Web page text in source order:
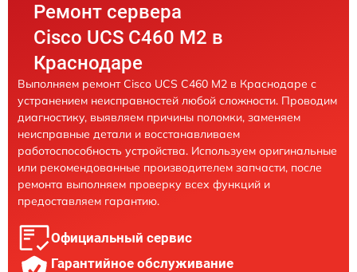
Ремонт сервера
Cisco UCS C460 M2 в
Краснодаре
Выполняем ремонт Cisco UCS C460 M2 в Краснодаре с
устранением неисправностей любой сложности. Проводим
диагностику, выявляем причины поломки, заменяем
неисправные детали и восстанавливаем
работоспособность устройства. Используем оригинальные
или рекомендованные производителем запчасти, после
ремонта выполняем проверку всех функций и
предоставляем гарантию.
Официальный сервис
Гарантийное обслуживание